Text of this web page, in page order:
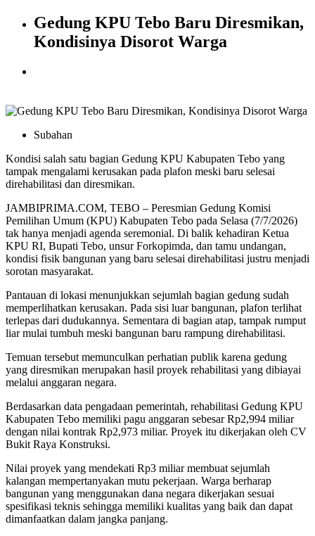
Gedung KPU Tebo Baru Diresmikan,
Kondisinya Disorot Warga
Subahan
Kondisi salah satu bagian Gedung KPU Kabupaten Tebo yang
tampak mengalami kerusakan pada plafon meski baru selesai
direhabilitasi dan diresmikan.
JAMBIPRIMA.COM, TEBO – Peresmian Gedung Komisi
Pemilihan Umum (KPU) Kabupaten Tebo pada Selasa (7/7/2026)
tak hanya menjadi agenda seremonial. Di balik kehadiran Ketua
KPU RI, Bupati Tebo, unsur Forkopimda, dan tamu undangan,
kondisi fisik bangunan yang baru selesai direhabilitasi justru menjadi
sorotan masyarakat.
Pantauan di lokasi menunjukkan sejumlah bagian gedung sudah
memperlihatkan kerusakan. Pada sisi luar bangunan, plafon terlihat
terlepas dari dudukannya. Sementara di bagian atap, tampak rumput
liar mulai tumbuh meski bangunan baru rampung direhabilitasi.
Temuan tersebut memunculkan perhatian publik karena gedung
yang diresmikan merupakan hasil proyek rehabilitasi yang dibiayai
melalui anggaran negara.
Berdasarkan data pengadaan pemerintah, rehabilitasi Gedung KPU
Kabupaten Tebo memiliki pagu anggaran sebesar Rp2,994 miliar
dengan nilai kontrak Rp2,973 miliar. Proyek itu dikerjakan oleh CV
Bukit Raya Konstruksi.
Nilai proyek yang mendekati Rp3 miliar membuat sejumlah
kalangan mempertanyakan mutu pekerjaan. Warga berharap
bangunan yang menggunakan dana negara dikerjakan sesuai
spesifikasi teknis sehingga memiliki kualitas yang baik dan dapat
dimanfaatkan dalam jangka panjang.